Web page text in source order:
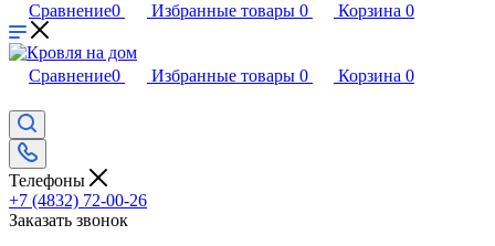
Сравнение0 Избранные товары 0 Корзина 0
Сравнение0 Избранные товары 0 Корзина 0
Телефоны
+7 (4832) 72-00-26
Заказать звонок